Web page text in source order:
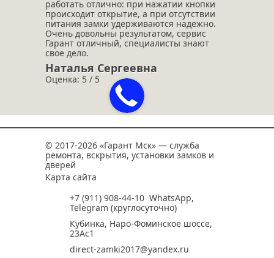
работать отлично: при нажатии кнопки
происходит открытие, а при отсутствии
питания замки удерживаются надежно.
Очень довольны результатом, сервис
Гарант отличный, специалисты знают
свое дело.
Наталья Сергеевна
Оценка: 5 / 5
© 2017-2026 «Гарант Мск» — служба
ремонта, вскрытия, установки замков и
дверей
Карта сайта
+7 (911) 908-44-10 WhatsApp,
Telegram (круглосуточно)
Кубинка, Наро-Фоминское шоссе,
23Ас1
direct-zamki2017@yandex.ru